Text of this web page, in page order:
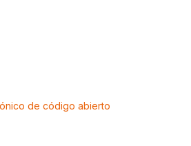
de código abierto